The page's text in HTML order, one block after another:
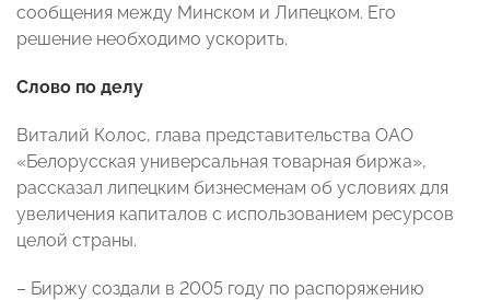
сообщения между Минском и Липецком. Его
решение необходимо ускорить.
Слово по делу
Виталий Колос, глава представительства ОАО
«Белорусская универсальная товарная биржа»,
рассказал липецким бизнесменам об условиях для
увеличения капиталов с использованием ресурсов
целой страны.
– Биржу создали в 2005 году по распоряжению